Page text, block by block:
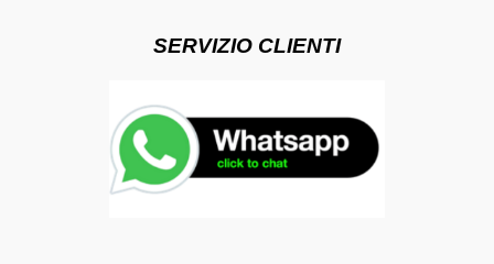
SERVIZIO CLIENTI